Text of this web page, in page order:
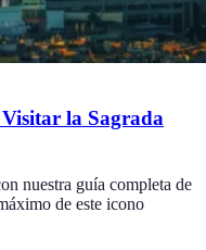
la Sagrada
nuestra guía completa de
de este icono